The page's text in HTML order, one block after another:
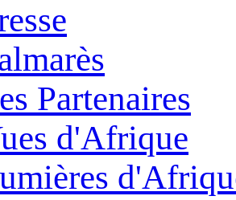
Partenaires
d'Afrique